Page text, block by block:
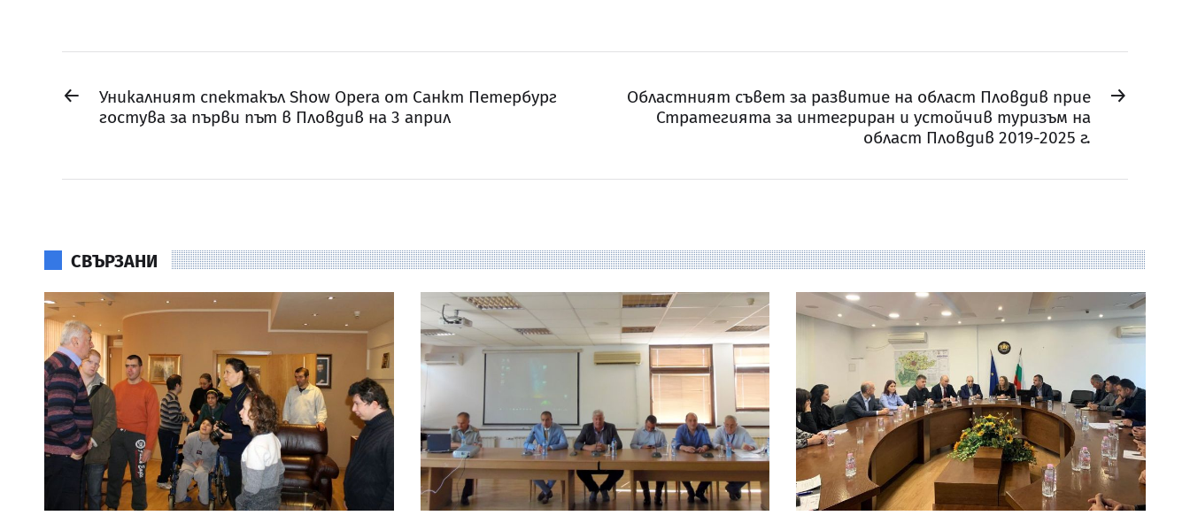
←
Уникалният спектакъл Show Opera от Санкт Петербург
гостува за първи път в Пловдив на 3 април
→
Областният съвет за развитие на област Пловдив прие
Стратегията за интегриран и устойчив туризъм на
област Пловдив 2019-2025 г.
СВЪРЗАНИ